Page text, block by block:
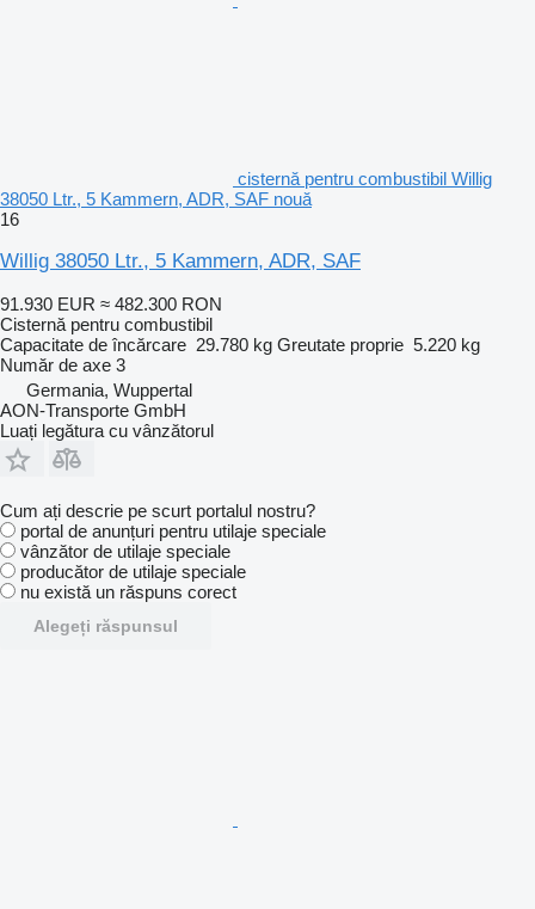
cisternă pentru combustibil Willig
38050 Ltr., 5 Kammern, ADR, SAF nouă
16
Willig 38050 Ltr., 5 Kammern, ADR, SAF
91.930 EUR ≈ 482.300 RON
Cisternă pentru combustibil
Capacitate de încărcare 29.780 kg Greutate proprie 5.220 kg
Număr de axe 3
Germania, Wuppertal
AON-Transporte GmbH
Luați legătura cu vânzătorul
Cum ați descrie pe scurt portalul nostru?
portal de anunțuri pentru utilaje speciale
vânzător de utilaje speciale
producător de utilaje speciale
nu există un răspuns corect
Alegeți răspunsul